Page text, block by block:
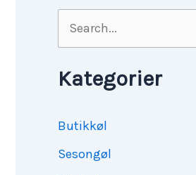
ø
k
t
t
Kategorier
Butikkøl
Sesongøl